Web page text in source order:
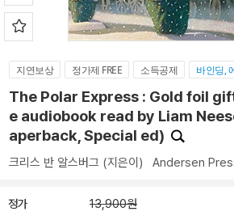
지연보상 정가제 FREE 소득공제 바인딩,
The Polar Express : Gold foil
e audiobook read by Liam
aperback, Special ed)
크리스 반 알스버그 (지은이) Andersen
정가 13,900원